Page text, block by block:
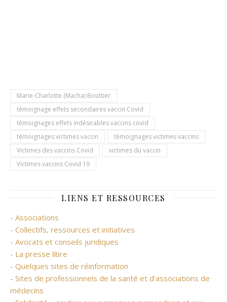
Marie-Charlotte (Macha) Bouttier
témoignage effets secondaires vaccin Covid
témoignages effets indésirables vaccins covid
témoignages victimes vaccin
témoignages victimes vaccins
Victimes des vaccins Covid
victimes du vaccin
Victimes vaccins Covid 19
LIENS ET RESSOURCES
- Associations
- Collectifs, ressources et initiatives
- Avocats et conseils juridiques
- La presse libre
- Quelques sites de réinformation
- Sites de professionnels de la santé et d’associations de
médecins